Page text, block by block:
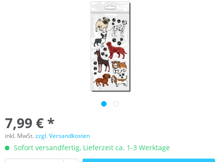
7,99 € *
inkl. MwSt.zzgl. Versandkosten
Sofort versandfertig, Lieferzeit ca. 1-3 Werktage